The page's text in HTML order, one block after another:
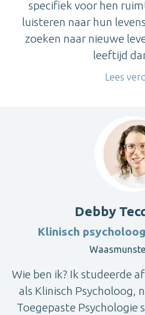
specifiek voor hen
luisteren naar hun
zoeken naar nieuwe
leeftijd
Lees
Debby
Klinisch
Wie ben ik? Ik studeerde
als Klinisch Psycholoog,
Toegepaste Psychologie